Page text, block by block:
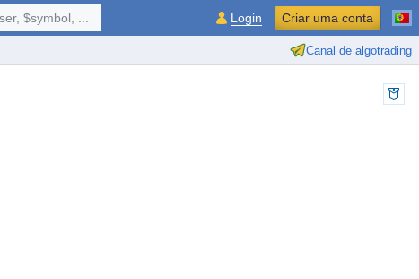
Canal de algotrading
$symbol, ... Login Criar uma conta